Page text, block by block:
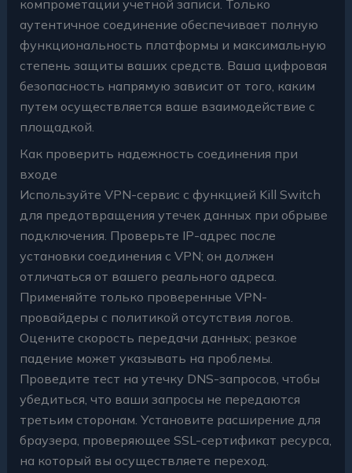
компрометации учетной записи. Только
аутентичное соединение обеспечивает полную
функциональность платформы и максимальную
степень защиты ваших средств. Ваша цифровая
безопасность напрямую зависит от того, каким
путем осуществляется ваше взаимодействие с
площадкой.
Как проверить надежность соединения при
входе
Используйте VPN-сервис с функцией Kill Switch
для предотвращения утечек данных при обрыве
подключения. Проверьте IP-адрес после
установки соединения с VPN; он должен
отличаться от вашего реального адреса.
Применяйте только проверенные VPN-
провайдеры с политикой отсутствия логов.
Оцените скорость передачи данных; резкое
падение может указывать на проблемы.
Проведите тест на утечку DNS-запросов, чтобы
убедиться, что ваши запросы не передаются
третьим сторонам. Установите расширение для
браузера, проверяющее SSL-сертификат ресурса,
на который вы осуществляете переход.